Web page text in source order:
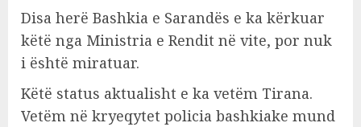
Disa herë Bashkia e Sarandës e ka kërkuar
këtë nga Ministria e Rendit në vite, por nuk
i është miratuar.
Këtë status aktualisht e ka vetëm Tirana.
Vetëm në kryeqytet policia bashkiake mund